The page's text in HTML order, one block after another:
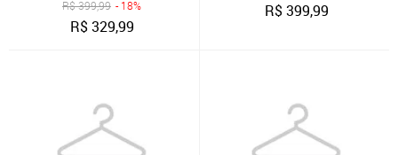
R$399,99 - 18%
R$329,99
R$399,99